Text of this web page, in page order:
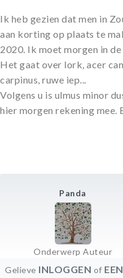
Panda
Onderwerp Auteur
Ik heb gezien dat men in
aan korting op plaats te
2020. Ik moet morgen in
Het gaat over lork, acer
carpinus, ruwe iep...
Volgens u is ulmus minor
hier morgen rekening mee.
Gelieve INLOGGEN of